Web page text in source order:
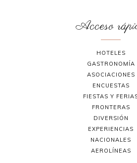
Acceso
HOTELES
GASTRONOMÍA
ASOCIACIONES
ENCUESTAS
FIESTAS Y
FRONTERAS
DIVERSIÓN
EXPERIENCIAS
NACIONALES
AEROLÍNEAS